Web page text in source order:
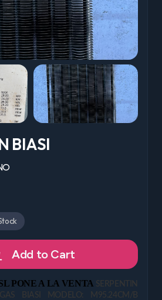
BIASI
Add to Cart
PONE A LA VENTA SERPENTIN
BIASI MODELO: M95.24CM/B